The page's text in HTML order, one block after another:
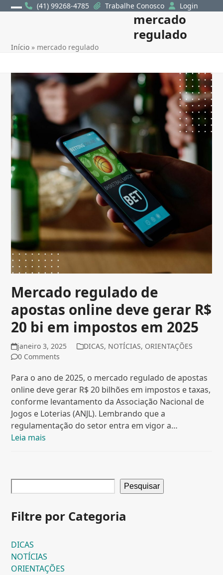
Skip
(41) 99268-4785 Trabalhe Conosco Login
menu
menu
mercado
regulado
Início » mercado regulado
Mercado regulado de
apostas online deve gerar R$
20 bi em impostos em 2025
janeiro 3, 2025 DICAS, NOTÍCIAS, ORIENTAÇÕES
0 Comments
Para o ano de 2025, o mercado regulado de apostas
online deve gerar R$ 20 bilhões em impostos e taxas,
conforme levantamento da Associação Nacional de
Jogos e Loterias (ANJL). Lembrando que a
regulamentação do setor entra em vigor a…
Leia mais
Pesquisar
Filtre por Categoria
DICAS
NOTÍCIAS
ORIENTAÇÕES